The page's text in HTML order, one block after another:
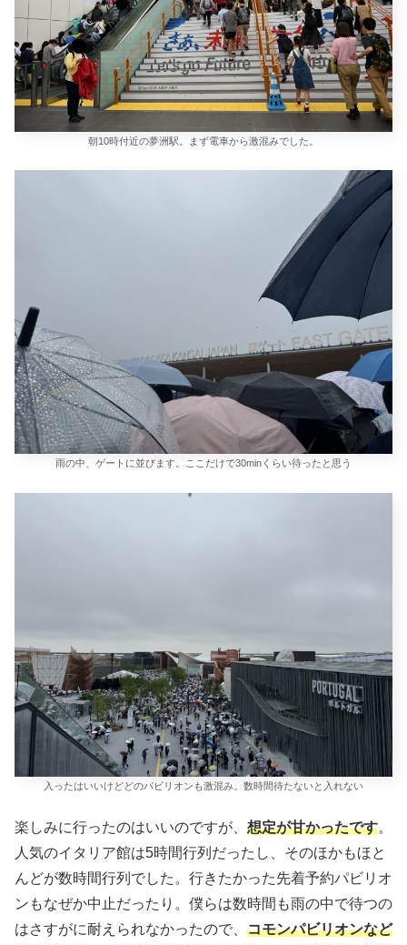
朝10時付近の夢洲駅。まず電車から激混みでした。
雨の中、ゲートに並びます。ここだけで30minくらい待ったと思う
入ったはいいけどどのパビリオンも激混み。数時間待たないと入れない
楽しみに行ったのはいいのですが、 想定が甘かったです。
人気のイタリア館は5時間行列だったし、そのほかもほと
んどが数時間行列でした。行きたかった先着予約パビリオ
ンもなぜか中止だったり。僕らは数時間も雨の中で待つの
はさすがに耐えられなかったので、 コモンパビリオンなど